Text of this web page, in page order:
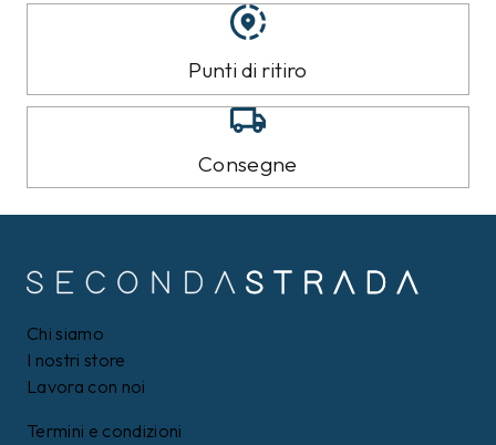
Punti di ritiro
Consegne
Chi siamo
I nostri store
Lavora con noi
Termini e condizioni